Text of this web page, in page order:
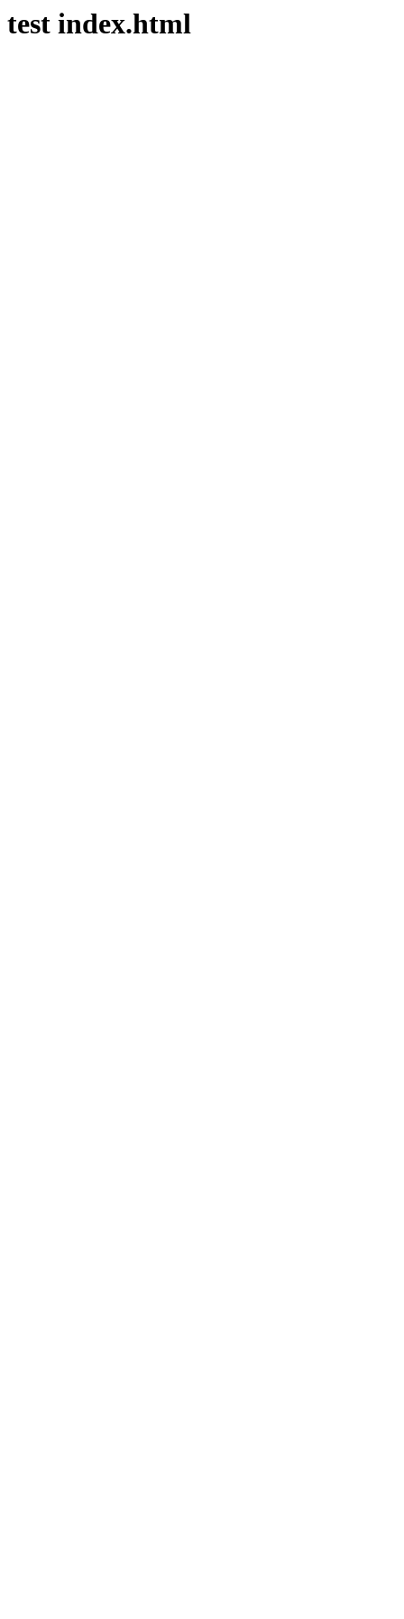
test index.html